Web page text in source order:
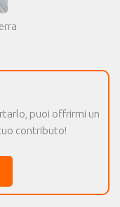
puoi offrirmi un
contributo!